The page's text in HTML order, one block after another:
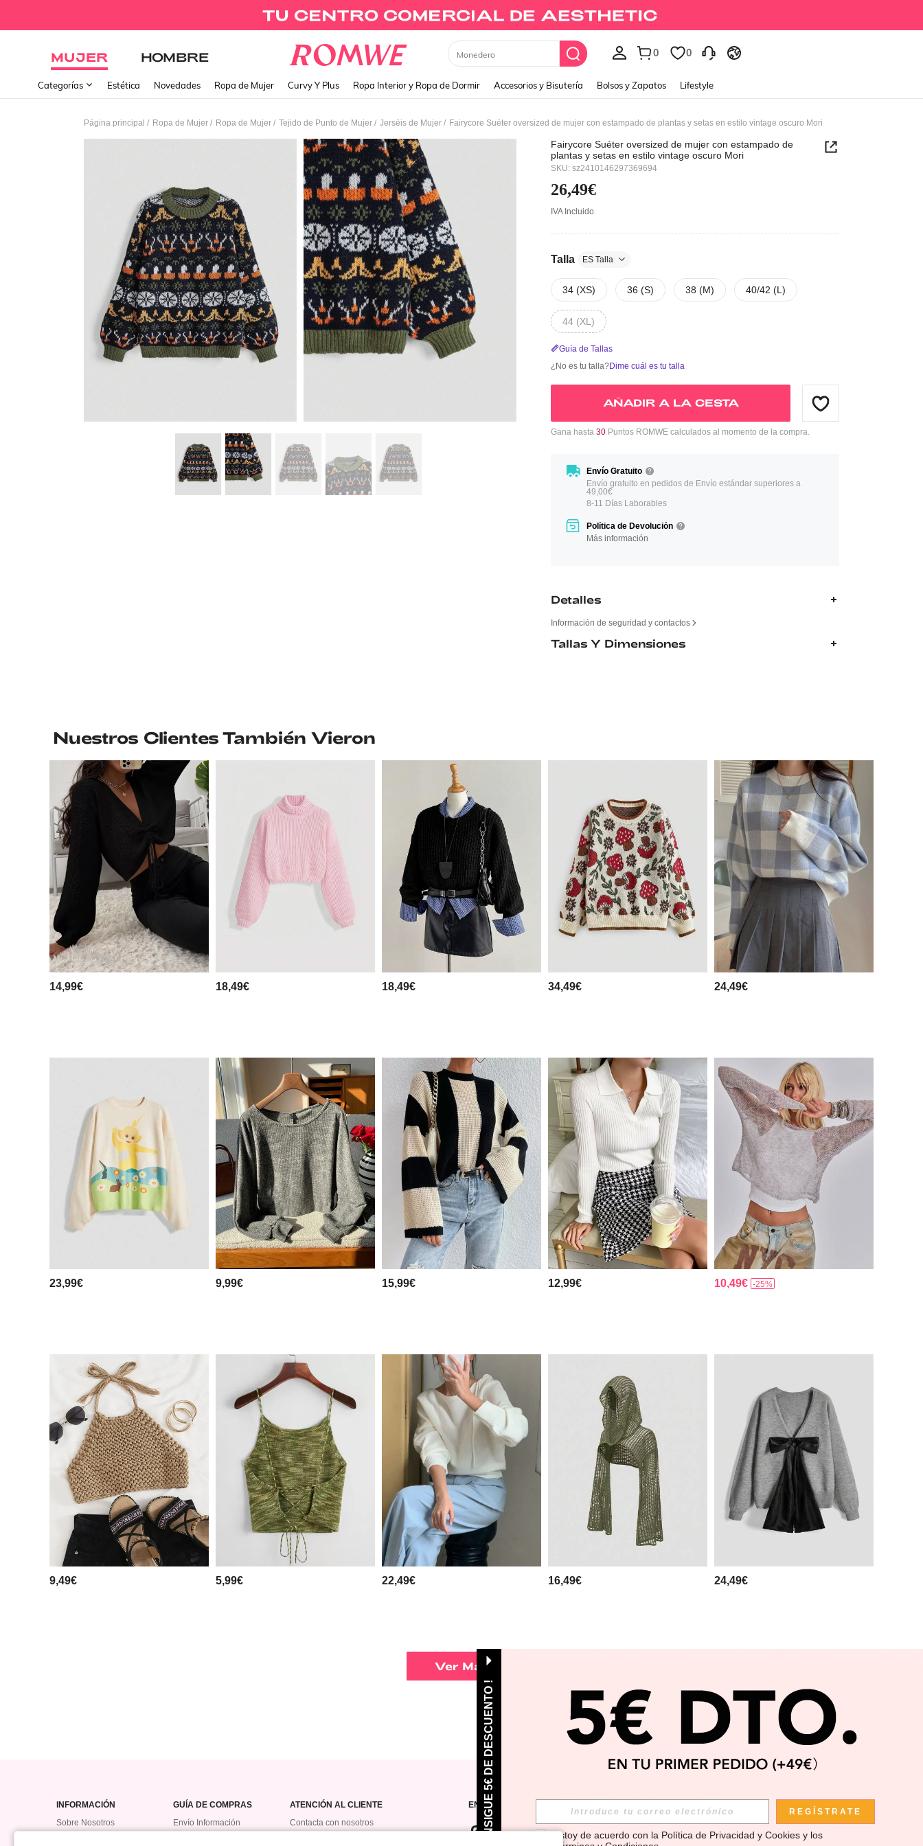
MUJER HOMBRE Monedero 0 0
Categorías Estética Novedades Ropa de Mujer Curvy Y Plus Ropa Interior y Ropa de Dormir Accesorios y Bisutería Bolsos y Zapatos Lifestyle
Página principal / Ropa de Mujer / Ropa de Mujer / Tejido de Punto de Mujer / Jerséis de Mujer / Fairycore Suéter oversized de mujer con estampado de plantas y setas en estilo vintage oscuro Mori
Fairycore Suéter oversized de mujer con estampado de
plantas y setas en estilo vintage oscuro Mori
SKU: sz2410146297369694
26,49€
IVA Incluido
Talla ES Talla
34 (XS) 36 (S) 38 (M) 40/42 (L)
44 (XL)
Guía de Tallas
¿No es tu talla?Dime cuál es tu talla
AÑADIR A LA CESTA
Gana hasta 30 Puntos ROMWE calculados al momento de la compra.
Envío Gratuito
Envío gratuito en pedidos de Envío estándar superiores a
49,00€
8-11 Días Laborables
Política de Devolución
Más información
Detalles
Información de seguridad y contactos
Tallas Y Dimensiones
Nuestros Clientes También Vieron
14,99€ 18,49€ 18,49€ 34,49€ 24,49€
23,99€ 9,99€ 15,99€ 12,99€ 10,49€ -25%
9,49€ 5,99€ 22,49€ 16,49€ 24,49€
Ver Más
INFORMACIÓN
Sobre Nosotros
GUÍA DE COMPRAS
Envío Información
ATENCIÓN AL CLIENTE
Contacta con nosotros
ENCUÉNTRANOS EN
¡ CONSIGUE 5€ DE DESCUENTO ! REGÍSTRATE
Estoy de acuerdo con la Política de Privacidad y Cookies y los